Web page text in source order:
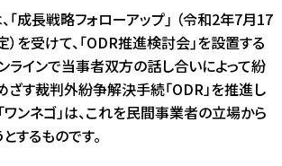
｢成長戦略フォローアップ｣ （令和2年7月17
）を受けて、｢ODR推進検討会｣を設置する
ラインで当事者双方の話し合いによって紛
ざす裁判外紛争解決手続｢ODR」を推進し
ワンネゴ」は、これを民間事業者の立場から
するものです。